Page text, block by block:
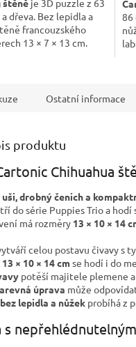
štěně je 3D puzzle z 63
dřeva. Bez lepidla a
francouzského
13 × 7 × 13 cm.
86
Ostatní informace
produktu
Chihuahua
drobný čenich a
do série Puppies Trio a
má rozměry 13 × 10 × 14
celou postavu čivavy s
× 10 × 14 cmse hodí i do
potěší majitele plemene
úprava může
lepidla a nůžek probíhá z
s